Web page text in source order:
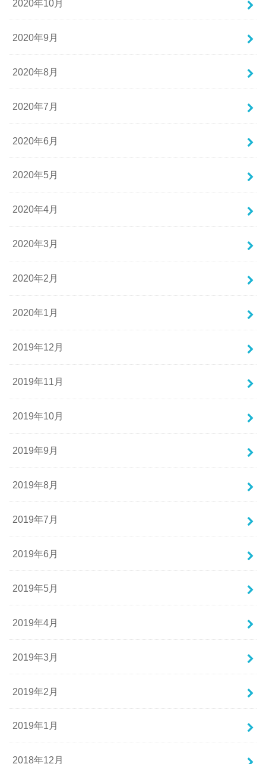
2020年10月
2020年9月
2020年8月
2020年7月
2020年6月
2020年5月
2020年4月
2020年3月
2020年2月
2020年1月
2019年12月
2019年11月
2019年10月
2019年9月
2019年8月
2019年7月
2019年6月
2019年5月
2019年4月
2019年3月
2019年2月
2019年1月
2018年12月